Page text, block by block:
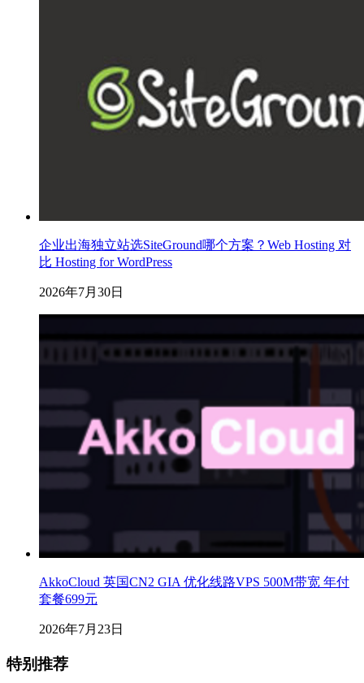
企业出海独立站选SiteGround哪个方案？Web Hosting 对
比 Hosting for WordPress
2026年7月30日
AkkoCloud 英国CN2 GIA 优化线路VPS 500M带宽 年付
套餐699元
2026年7月23日
特别推荐